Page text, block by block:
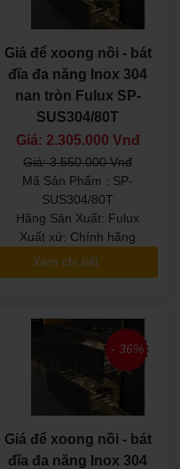
Giá để xoong nồi - bát
đĩa đa năng Inox 304
nan tròn Fulux SP-
SUS304/80T
Giá: 2.305.000 Vnđ
Giá: 3.550.000 Vnđ
Mã Sản Phẩm : SP-
SUS304/80T
Hãng Sản Xuất: Fulux
Xuất xứ: Chính hãng
Xem chi tiết
- 36%
Giá để xoong nồi - bát
đĩa đa năng Inox 304